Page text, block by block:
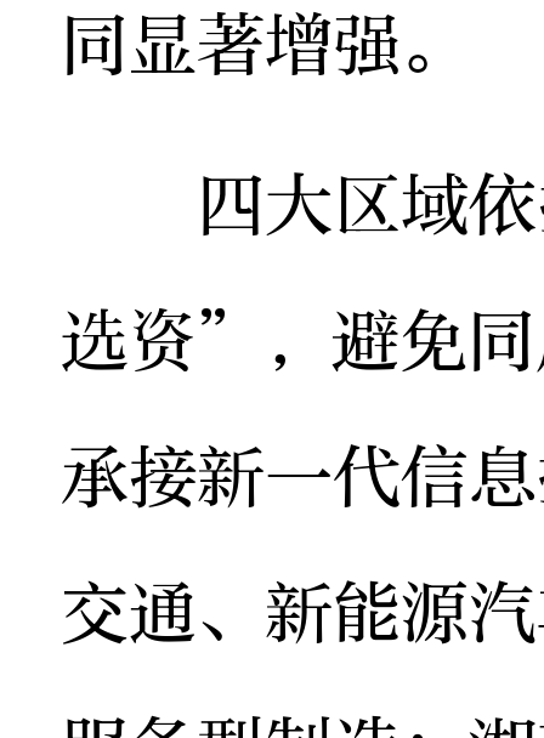
同显著增强。
四大区域依
选资”，避免
承接新一代信
交通、新能源